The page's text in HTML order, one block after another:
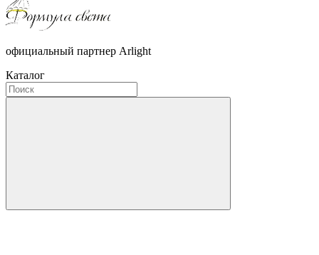
официальный партнер Arlight
Каталог